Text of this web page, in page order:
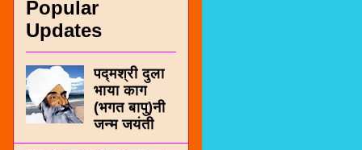
Popular
Updates
पद्मश्री दुला
भाया काग
(भगत बापु)नी
जन्म जयंती